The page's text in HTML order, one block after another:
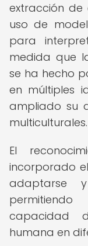
extracción de
uso de
para
medida que
se ha hecho
en múltiples
ampliado su
multiculturales.
El
incorporado
adaptarse
capacidad
humana en